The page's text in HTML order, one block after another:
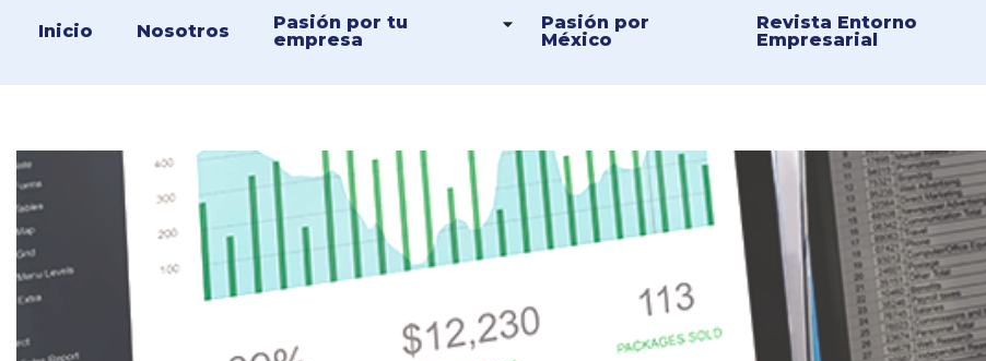
Inicio Nosotros
Pasión por tu
empresa
Pasión por
México
Revista Entorno
Empresarial